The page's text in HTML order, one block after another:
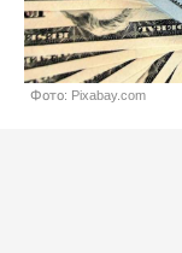
Фото: Pixabay.com